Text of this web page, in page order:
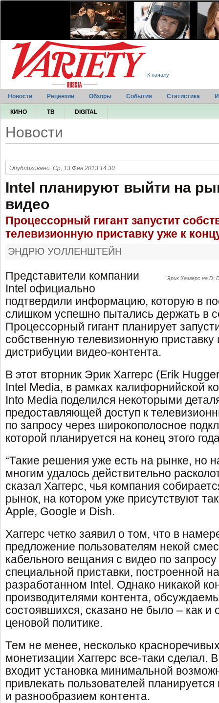
К началу
Новости Рецензии Обзоры События Статистика
КИНО ТВ DIGITAL
Новости
Опубликовано: Ср, 13 Фев 2013 14:30
Intel планируют выйти на
видео
Процессорный гигант запустит
телевизионную приставку уже к
ЭНДРЮ УОЛЛЕНШТЕЙН
Эрик Хаггерс на D:
Представители компании
Intel официально
подтвердили информацию, которую в
слишком успешно пытались держать в
Процессорный гигант планирует
собственную телевизионную приставку
дистрибуции видео-контента.
В этот вторник Эрик Хаггерс (Erik
Intel Media, в рамках калифорнийской
Into Media поделился некоторыми
предоставляющей доступ к
по запросу через широкополосное
которой планируется на конец этого
“Такие решения уже есть на рынке, но
многим удалось действительно
сказал Хаггерс, чья компания
рынок, на котором уже присутствуют
Apple, Google и Dish.
Хаггерс четко заявил о том, что в
предложение пользователям некой
кабельного вещания с видео по
специальной приставки, построенной
разработанном Intel. Однако никакой
производителями контента,
состоявшихся, сказано не было – как и
ценовой политике.
Тем не менее, несколько
монетизации Хаггерс все-таки сделал.
входит установка минимальной
привлекать пользователей
и разнообразием контента.